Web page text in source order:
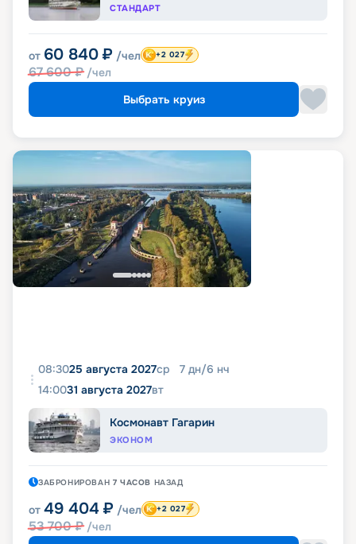
СТАНДАРТ
от 60 840 ₽ /чел
67 600₽ /чел
+2 027
Выбрать круиз
08:3025 августа 2027ср 7 дн/6 нч
14:0031 августа 2027вт
Космонавт Гагарин
ЭКОНОМ
ЗАБРОНИРОВАН 7 ЧАСОВ НАЗАД
от 49 404 ₽ /чел
53 700₽ /чел
+2 027